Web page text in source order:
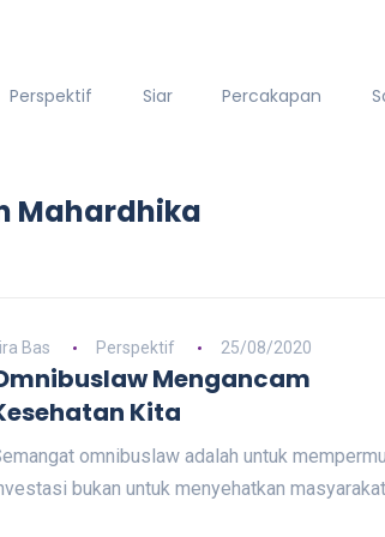
Perspektif Siar Percakapan
Mahardhika
Bas Perspektif 25/08/2020
Mengancam
Kita
omnibuslaw adalah untuk
bukan untuk menyehatkan